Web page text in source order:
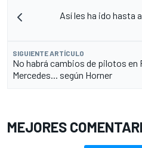
Así les ha ido hasta
SIGUIENTE ARTÍCULO
No habrá cambios de pilotos en
Mercedes... según Horner
MEJORES